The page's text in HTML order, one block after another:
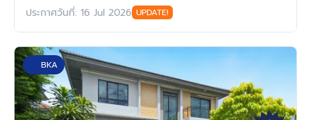
ประกาศวันที่: 16 Jul 2026 UPDATE!
BKA